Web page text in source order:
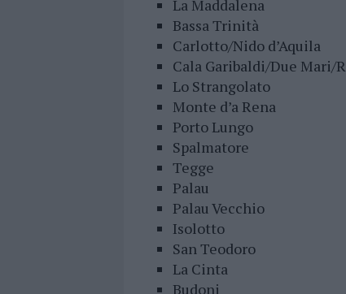
La Maddalena
Bassa Trinità
Carlotto/Nido d’Aquila
Cala Garibaldi/Due Mari/
Lo Strangolato
Monte d’a Rena
Porto Lungo
Spalmatore
Tegge
Palau
Palau Vecchio
Isolotto
San Teodoro
La Cinta
Budoni